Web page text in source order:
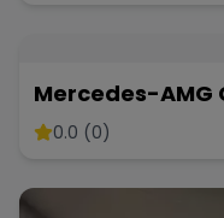
Mercedes-AMG
PS V8 Biturbo
0.0 (0)